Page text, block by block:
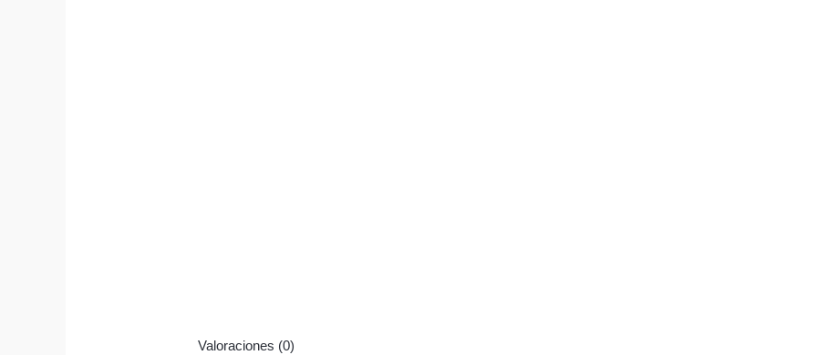
Valoraciones (0)